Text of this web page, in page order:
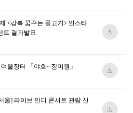
<강북 꿈꾸는 물고기> 인스타
트 결과발표
울장터 「야호~ 장미원」
울] 라이브 인디 콘서트 관람 신